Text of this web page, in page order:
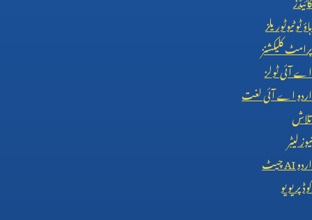
ہاؤ ٹو ٹیوٹوریلز
پرامٹ کلیکشنز
اے آئی ٹولز
اردو اے آئی لغت
تلاش
نیوز لیٹر
اردوAIچیٹ
کوڈ پریویو